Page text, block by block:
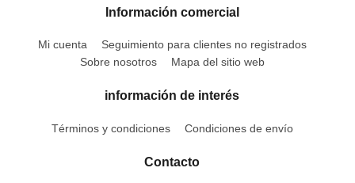
Información comercial
Mi cuenta
Seguimiento para clientes no registrados
Sobre nosotros
Mapa del sitio web
información de interés
Términos y condiciones Condiciones de envío
Contacto